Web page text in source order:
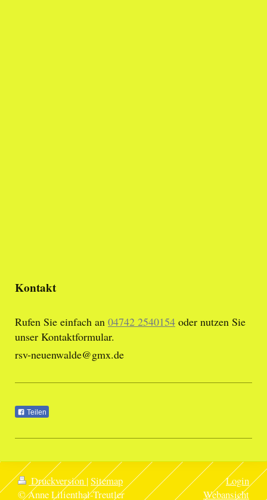
Kontakt
Rufen Sie einfach an 04742 2540154 oder nutzen Sie
unser Kontaktformular.
rsv-neuenwalde@gmx.de
Teilen
Druckversion |Sitemap
© Anne Lilienthal-Treutler
Login
Webansicht